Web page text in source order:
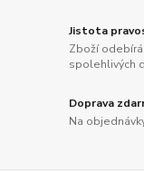
Jistota
Zboží
spolehlivých
Doprava
Na